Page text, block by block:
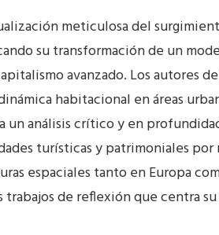
meticulosa del
su transformación de un
avanzado. Los autores
habitacional en áreas
un análisis crítico y en
turísticas y patrimoniales por
espaciales tanto en Europa
de reflexión que centra